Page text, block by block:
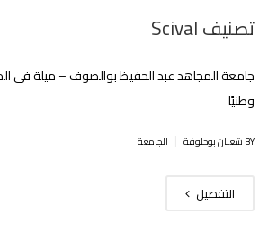
تصنيف Scival
جامعة المجاهد عبد الحفيظ بوالصوف – ميلة في
وطنيًا
BY شعبان بوحلوفة الجامعة
التفصيل